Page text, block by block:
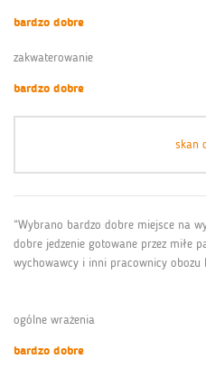
bardzo dobre
zakwaterowanie
bardzo dobre
skan
“Wybrano bardzo dobre miejsce na
dobre jedzenie gotowane przez miłe
wychowawcy i inni pracownicy obozu
ogólne wrażenia
bardzo dobre